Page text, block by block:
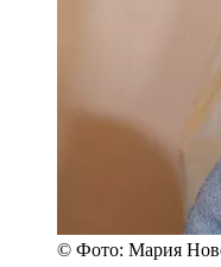
© Фото: Мария